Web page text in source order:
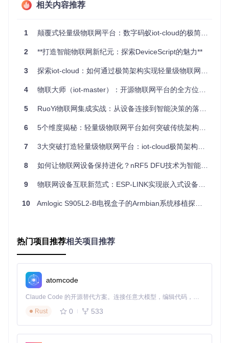
典型物联网平台需要配置15+个组件，包括消息队列、缓存、
均需要3名专职运维人员才能保证平台稳定运行。
块。某能源企业反馈，定制一个设备协议解析器花费了6周时
随着设备规模增长，传统平台往往在5万台设备接入时就出现
明显性能下降，表现为数据延迟增加3-5秒，规则引擎响应时
间延长10倍。
2.1.1 技术栈的"减法哲学"
能
主流方案
iot-cloud
优势对比
后
端
框
架
Spring Cloud
全家桶
Spring Bo
数
据
存
PostgreSQL+I
nfluxDB+Elasti
csearch
4.x+IoTD
B 2.0.x
理成本降低67%
单一消息队列支持
多场景，运维复杂
相关内容推荐
1 颠覆式轻量级物联网平台：数字码蚁iot-cloud的极简架构实践
2 **打造智能物联网新纪元：探索DeviceScript的魅力**
3 探索iot-cloud：如何通过极简架构实现轻量级物联网平台的高效部署
4 物联大师（iot-master）：开源物联网平台的全方位实践指南
5 RuoYi物联网集成实战：从设备连接到智能决策的落地指南
6 5个维度揭秘：轻量级物联网平台如何突破传统架构瓶颈
7 3大突破打造轻量级物联网平台：iot-cloud极简架构实战指南
8 如何让物联网设备保持进化？nRF5 DFU技术为智能硬件注入持续生命力
9 物联网设备互联新范式：ESP-LINK实现嵌入式设备无缝联网的创新实践
10 Amlogic S905L2-B电视盒子的Armbian系统移植探索指南
热门项目推荐相关项目推荐
atomcode
Claude Code 的开源替代方案。连接任意大模型，编辑代码，运行命令，自动验证 — 全自动执行。用 Rust 构建，极致性能。 ｜ An open-source alternative to Claude Code. Connect any LLM, edit code, run commands, and verify changes — autonomously. Built in Rust for speed. Get Started
Rust
0 533